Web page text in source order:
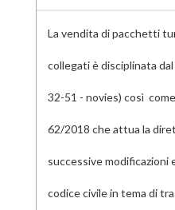
La vendita di pacchetti
collegati è disciplinata
32-51 - novies) così
62/2018 che attua la
successive modificazioni
codice civile in tema di